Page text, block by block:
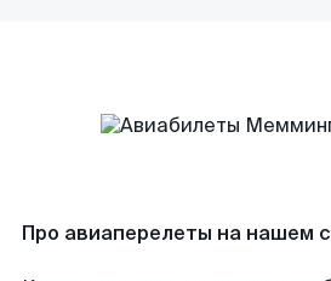
Про авиаперелеты на нашем